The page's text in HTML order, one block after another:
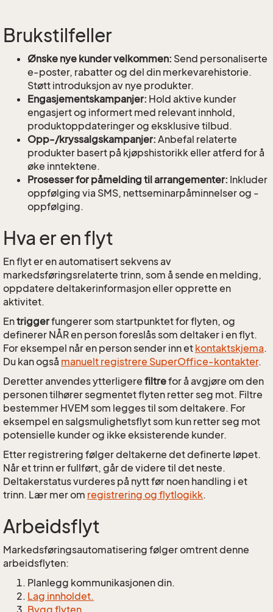
Brukstilfeller
Ønske nye kunder velkommen: Send personaliserte
e-poster, rabatter og del din merkevarehistorie.
Støtt introduksjon av nye produkter.
Engasjementskampanjer: Hold aktive kunder
engasjert og informert med relevant innhold,
produktoppdateringer og eksklusive tilbud.
Opp-/kryssalgskampanjer: Anbefal relaterte
produkter basert på kjøpshistorikk eller atferd for å
øke inntektene.
Prosesser for påmelding til arrangementer: Inkluder
oppfølging via SMS, nettseminarpåminnelser og -
oppfølging.
Hva er en flyt
En flyt er en automatisert sekvens av
markedsføringsrelaterte trinn, som å sende en melding,
oppdatere deltakerinformasjon eller opprette en
aktivitet.
Entriggerfungerer som startpunktet for flyten, og
definerer NÅR en person foreslås som deltaker i en flyt.
For eksempel når en person sender inn et kontaktskjema.
Du kan også manuelt registrere SuperOffice-kontakter.
Deretter anvendes ytterligere filtrefor å avgjøre om den
personen tilhører segmentet flyten retter seg mot. Filtre
bestemmer HVEM som legges til som deltakere. For
eksempel en salgsmulighetsflyt som kun retter seg mot
potensielle kunder og ikke eksisterende kunder.
Etter registrering følger deltakerne det definerte løpet.
Når et trinn er fullført, går de videre til det neste.
Deltakerstatus vurderes på nytt før noen handling i et
trinn. Lær mer om registrering og flytlogikk.
Arbeidsflyt
Markedsføringsautomatisering følger omtrent denne
arbeidsflyten:
Planlegg kommunikasjonen din.
Lag innholdet.